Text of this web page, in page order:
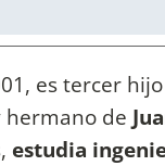
es tercer
hermano de
estudia